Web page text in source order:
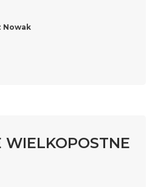
Nowak
WIELKOPOSTNE